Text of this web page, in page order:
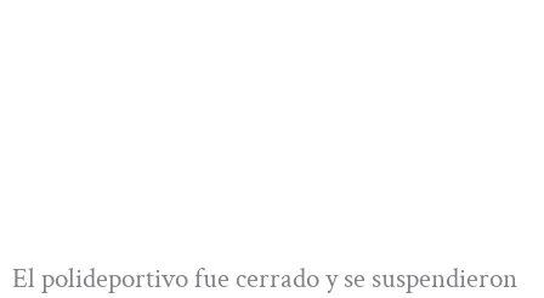
El polideportivo fue cerrado y se suspendieron